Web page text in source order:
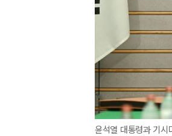
윤석열 대통령과 기